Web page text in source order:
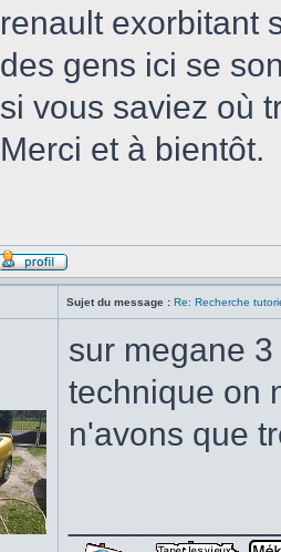
renault exorbitant
des gens ici se
si vous saviez où
Merci et à bientôt.
Sujet du message : Re: Recherche
sur megane
technique on
n'avons que